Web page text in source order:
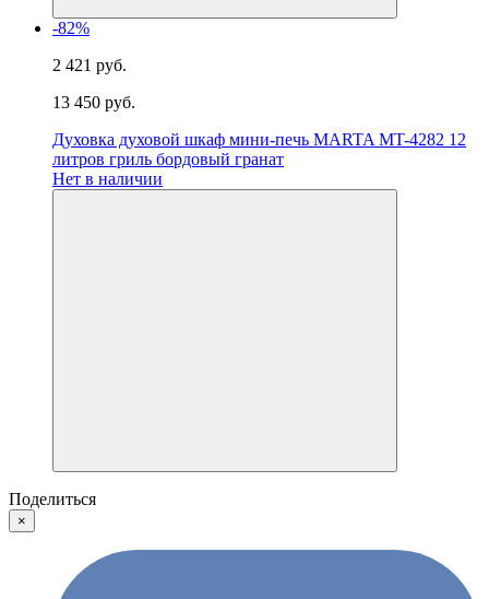
-82%
2 421 руб.
13 450 руб.
Духовка духовой шкаф мини-печь MARTA MT-4282 12
литров гриль бордовый гранат
Нет в наличии
Поделиться
×